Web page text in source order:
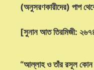
(অনুসরণকারীদের) পাপ
[সুনান আত তিরমিজী:
“আল্লাহ ও তাঁর রসূল